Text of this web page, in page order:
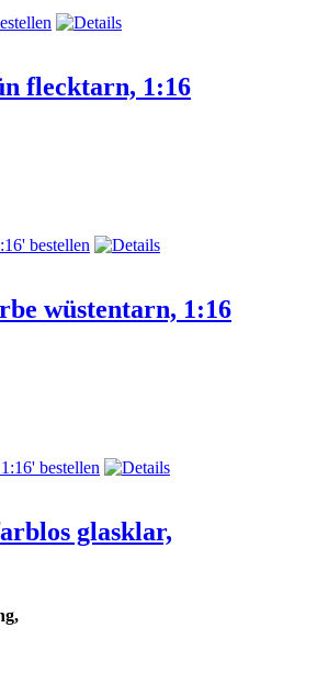
flecktarn, 1:16
wüstentarn, 1:16
glasklar,